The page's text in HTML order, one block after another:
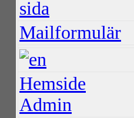
sida
Mailformulär
Hemside
Admin